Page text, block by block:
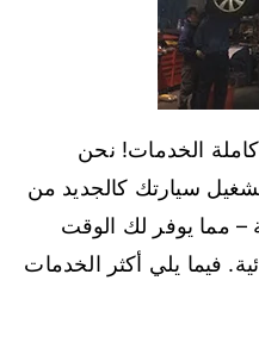
الخدمات! نحن
سيارتك كالجديد من
– مما يوفر لك الوقت
فيما يلي أكثر الخدمات